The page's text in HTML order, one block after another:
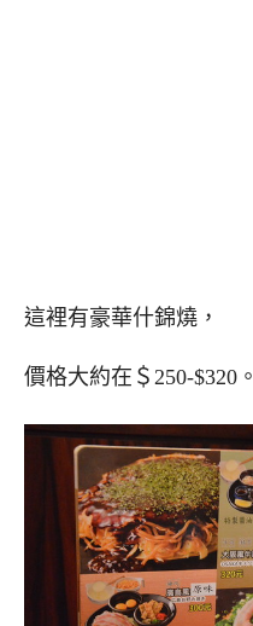
這裡有豪華什錦燒，
價格大約在＄250-$320。